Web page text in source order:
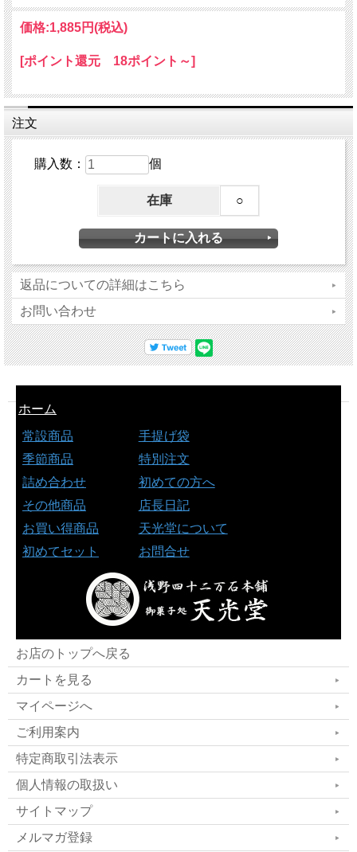
価格:1,885円(税込)
[ポイント還元 18ポイント～]
注文
購入数： 個
在庫 ○
返品についての詳細はこちら
お問い合わせ
ホーム
常設商品
季節商品
詰め合わせ
その他商品
お買い得商品
初めてセット
手提げ袋
特別注文
初めての方へ
店長日記
天光堂について
お問合せ
お店のトップへ戻る
カートを見る
マイページへ
ご利用案内
特定商取引法表示
個人情報の取扱い
サイトマップ
メルマガ登録